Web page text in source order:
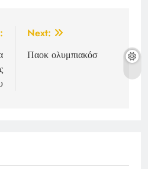
Next:
Παοκ ολυμπιακόσ